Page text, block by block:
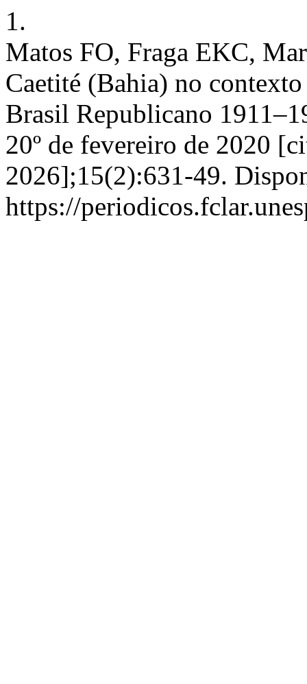
1.
Matos FO, Fraga EKC,
Caetité (Bahia) no
Brasil Republicano
20º de fevereiro de 2020
2026];15(2):631-49.
https://